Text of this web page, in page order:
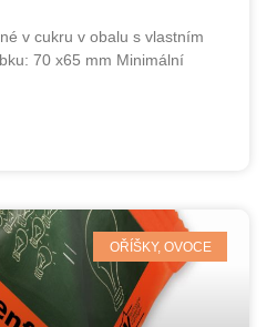
v cukru v obalu s vlastním
70 x65 mm Minimální
OŘÍŠKY, OVOCE